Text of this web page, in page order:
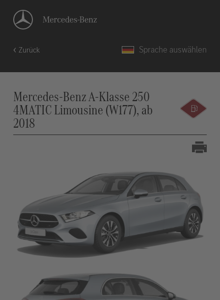
Zurück Sprache auswählen
Mercedes-Benz A-Klasse 250
4MATIC Limousine (W177), ab
2018